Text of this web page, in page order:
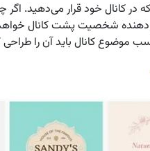
در کانال خود قرار می‌دهید.
دهنده شخصیت پشت کانال
کانال باید آن را طراحی